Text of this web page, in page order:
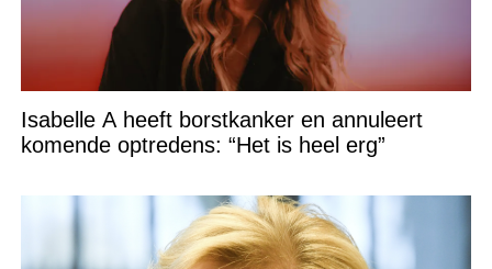
Isabelle A heeft borstkanker en annuleert
komende optredens: “Het is heel erg”